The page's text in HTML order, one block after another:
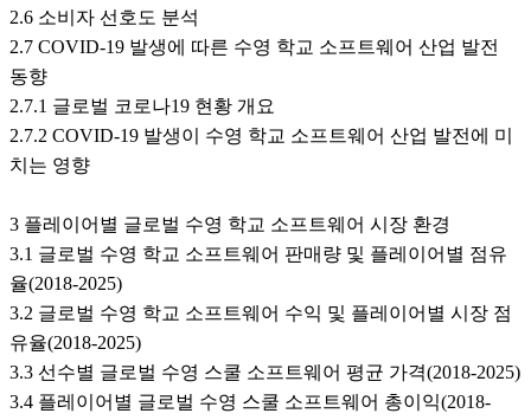
2.6 소비자 선호도 분석
2.7 COVID-19 발생에 따른 수영 학교 소프트웨어 산업 발전
동향
2.7.1 글로벌 코로나19 현황 개요
2.7.2 COVID-19 발생이 수영 학교 소프트웨어 산업 발전에 미
치는 영향
3 플레이어별 글로벌 수영 학교 소프트웨어 시장 환경
3.1 글로벌 수영 학교 소프트웨어 판매량 및 플레이어별 점유
율(2018-2025)
3.2 글로벌 수영 학교 소프트웨어 수익 및 플레이어별 시장 점
유율(2018-2025)
3.3 선수별 글로벌 수영 스쿨 소프트웨어 평균 가격(2018-2025)
3.4 플레이어별 글로벌 수영 스쿨 소프트웨어 총이익(2018-